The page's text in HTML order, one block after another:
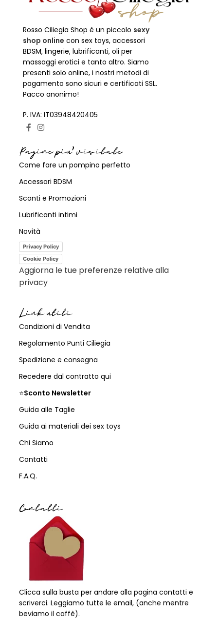
Rosso Ciliegia Shop è un piccolo sexy
shop online con sex toys, accessori
BDSM, lingerie, lubrificanti, oli per
massaggi erotici e tanto altro. Siamo
presenti solo online, i nostri metodi di
pagamento sono sicuri e certificati SSL.
Pacco anonimo!
P. IVA: IT03948420405
Pagine piu' visitate
Come fare un pompino perfetto
Accessori BDSM
Sconti e Promozioni
Lubrificanti intimi
Novità
Privacy Policy
Cookie Policy
Aggiorna le tue preferenze relative alla
privacy
Link utili
Condizioni di Vendita
Regolamento Punti Ciliegia
Spedizione e consegna
Recedere dal contratto qui
⭐Sconto Newsletter
Guida alle Taglie
Guida ai materiali dei sex toys
Chi Siamo
Contatti
F.A.Q.
Contatti
Clicca sulla busta per andare alla pagina contatti e
scriverci. Leggiamo tutte le email, (anche mentre
beviamo il caffè).